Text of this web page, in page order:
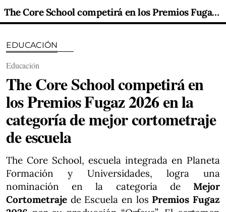
The Core School competirá en los Premios Fugaz 2026 en la categoría de mejor cortometraje de escuela
EDUCACIÓN
Educación
The Core School competirá en
los Premios Fugaz 2026 en la
categoría de mejor cortometraje
de escuela
The Core School, escuela integrada en Planeta
Formación y Universidades, logra una
nominación en la categoría de Mejor
Cortometraje de Escuela en los Premios Fugaz